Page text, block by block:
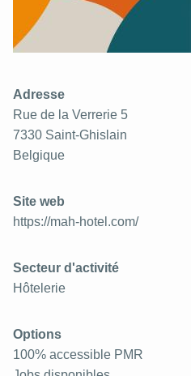
Adresse
Rue de la Verrerie 5
7330 Saint-Ghislain
Belgique
Site web
https://mah-hotel.com/
Secteur d'activité
Hôtelerie
Options
100% accessible PMR